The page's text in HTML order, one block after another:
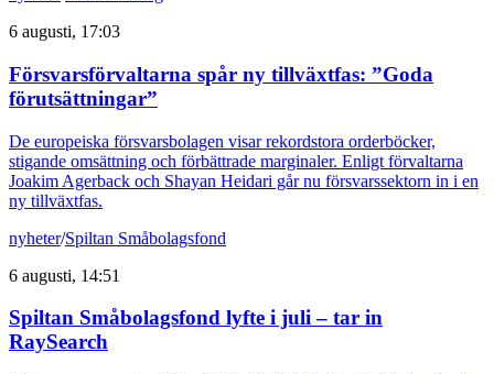
6 augusti, 17:03
Försvarsförvaltarna spår ny tillväxtfas: ”Goda
förutsättningar”
De europeiska försvarsbolagen visar rekordstora orderböcker,
stigande omsättning och förbättrade marginaler. Enligt förvaltarna
Joakim Agerback och Shayan Heidari går nu försvarssektorn in i en
ny tillväxtfas.
nyheter/Spiltan Småbolagsfond
6 augusti, 14:51
Spiltan Småbolagsfond lyfte i juli – tar in
RaySearch